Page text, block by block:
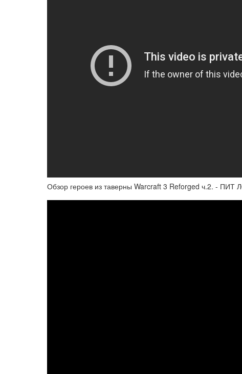
Обзор героев из таверны Warcraft 3 Reforged ч.2. -